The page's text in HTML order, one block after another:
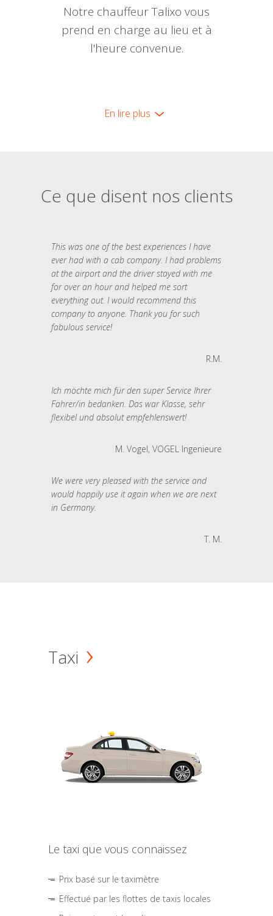
Notre chauffeur Talixo vous
prend en charge au lieu et à
l'heure convenue.
En lire plus
Ce que disent nos clients
This was one of the best experiences I have
ever had with a cab company. I had problems
at the airport and the driver stayed with me
for over an hour and helped me sort
everything out. I would recommend this
company to anyone. Thank you for such
fabulous service!
R.M.
Ich möchte mich für den super Service Ihrer
Fahrer/in bedanken. Das war Klasse, sehr
flexibel und absolut empfehlenswert!
M. Vogel, VOGEL Ingenieure
We were very pleased with the service and
would happily use it again when we are next
in Germany.
T. M.
Taxi
Le taxi que vous connaissez
Prix basé sur le taximètre
Effectué par les flottes de taxis locales